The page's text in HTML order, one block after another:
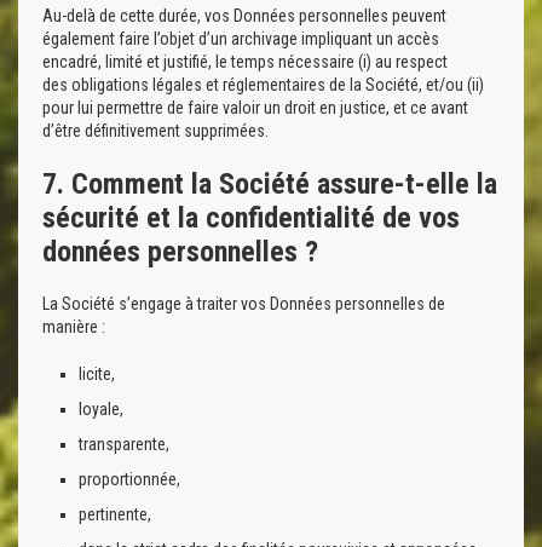
Au-delà de cette durée, vos Données personnelles peuvent
également faire l’objet d’un archivage impliquant un accès
encadré, limité et justifié, le temps nécessaire (i) au respect
des obligations légales et réglementaires de la Société, et/ou (ii)
pour lui permettre de faire valoir un droit en justice, et ce avant
d’être définitivement supprimées.
7. Comment la Société assure-t-elle la
sécurité et la confidentialité de vos
données personnelles ?
La Société s’engage à traiter vos Données personnelles de
manière :
licite,
loyale,
transparente,
proportionnée,
pertinente,